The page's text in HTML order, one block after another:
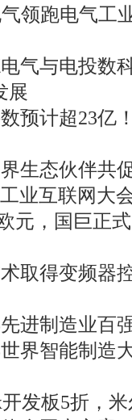
领跑电气工
气与电投数
展
预计超23亿
生态伙伴共
业互联网大
元，国巨正
取得变频器
先进制造业百
世界智能制造
发板5折，